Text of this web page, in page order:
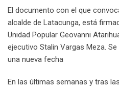
El documento con el que
alcalde de Latacunga, está
Unidad Popular Geovanni
ejecutivo Stalin Vargas Meza.
una nueva fecha
En las últimas semanas y tras